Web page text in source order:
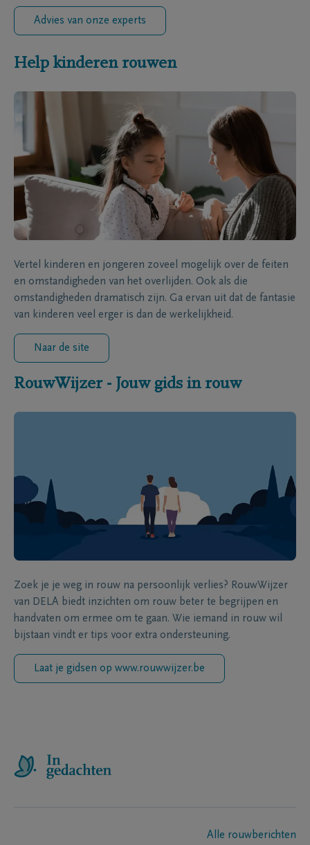
Advies van onze experts
Help kinderen rouwen
Vertel kinderen en jongeren zoveel mogelijk over de feiten
en omstandigheden van het overlijden. Ook als die
omstandigheden dramatisch zijn. Ga ervan uit dat de fantasie
van kinderen veel erger is dan de werkelijkheid.
Naar de site
RouwWijzer - Jouw gids in rouw
Zoek je je weg in rouw na persoonlijk verlies? RouwWijzer
van DELA biedt inzichten om rouw beter te begrijpen en
handvaten om ermee om te gaan. Wie iemand in rouw wil
bijstaan vindt er tips voor extra ondersteuning.
Laat je gidsen op www.rouwwijzer.be
Alle rouwberichten